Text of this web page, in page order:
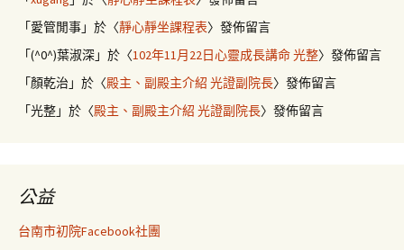
「愛管閒事」於〈靜心靜坐課程表〉發佈留言
「(^0^)葉淑深」於〈102年11月22日心靈成長講命 光整〉發佈留言
「顏乾治 」於〈殿主、副殿主介紹 光證副院長〉發佈留言
「光整」於〈殿主、副殿主介紹 光證副院長〉發佈留言
公益
台南市初院Facebook社團